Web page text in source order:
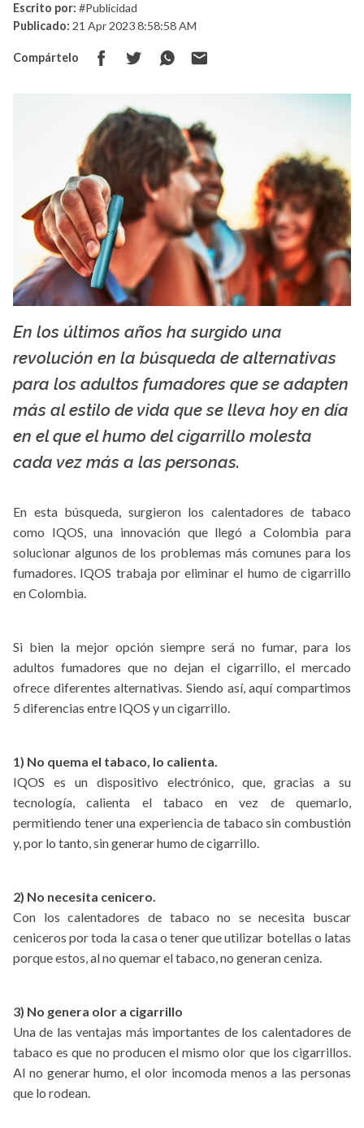
Escrito por: #Publicidad
Publicado: 21 Apr 2023 8:58:58 AM
Compártelo
En los últimos años ha surgido una
revolución en la búsqueda de alternativas
para los adultos fumadores que se adapten
más al estilo de vida que se lleva hoy en día
en el que el humo del cigarrillo molesta
cada vez más a las personas.
En esta búsqueda, surgieron los calentadores de tabaco
como IQOS, una innovación que llegó a Colombia para
solucionar algunos de los problemas más comunes para los
fumadores. IQOS trabaja por eliminar el humo de cigarrillo
en Colombia.
Si bien la mejor opción siempre será no fumar, para los
adultos fumadores que no dejan el cigarrillo, el mercado
ofrece diferentes alternativas. Siendo así, aquí compartimos
5 diferencias entre IQOS y un cigarrillo.
1) No quema el tabaco, lo calienta.
IQOS es un dispositivo electrónico, que, gracias a su
tecnología, calienta el tabaco en vez de quemarlo,
permitiendo tener una experiencia de tabaco sin combustión
y, por lo tanto, sin generar humo de cigarrillo.
2) No necesita cenicero.
Con los calentadores de tabaco no se necesita buscar
ceniceros por toda la casa o tener que utilizar botellas o latas
porque estos, al no quemar el tabaco, no generan ceniza.
3) No genera olor a cigarrillo
Una de las ventajas más importantes de los calentadores de
tabaco es que no producen el mismo olor que los cigarrillos.
Al no generar humo, el olor incomoda menos a las personas
que lo rodean.